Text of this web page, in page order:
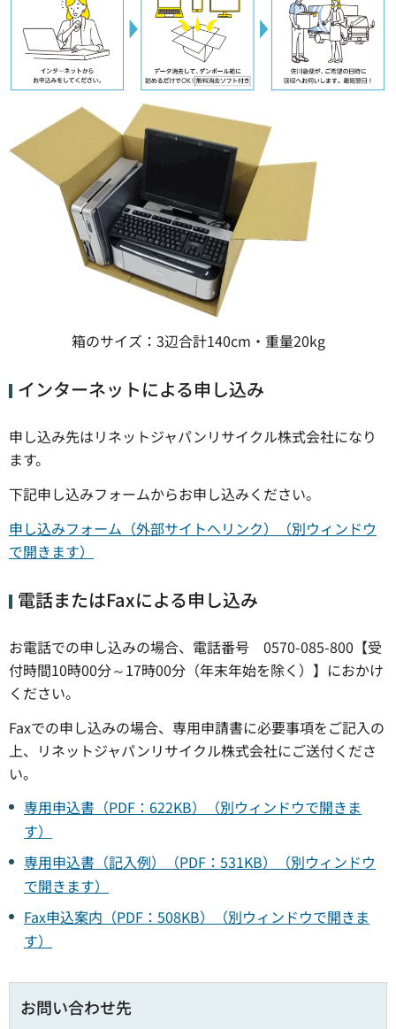
箱のサイズ：3辺合計140cm・重量20kg
インターネットによる申し込み
申し込み先はリネットジャパンリサイクル株式会社になり
ます。
下記申し込みフォームからお申し込みください。
申し込みフォーム（外部サイトへリンク）（別ウィンドウ
で開きます）
電話またはFaxによる申し込み
お電話での申し込みの場合、電話番号 0570-085-800【受
付時間10時00分～17時00分（年末年始を除く）】におかけ
ください。
Faxでの申し込みの場合、専用申請書に必要事項をご記入の
上、リネットジャパンリサイクル株式会社にご送付くださ
い。
専用申込書（PDF：622KB）（別ウィンドウで開きま
す）
専用申込書（記入例）（PDF：531KB）（別ウィンドウ
で開きます）
Fax申込案内（PDF：508KB）（別ウィンドウで開きま
す）
お問い合わせ先